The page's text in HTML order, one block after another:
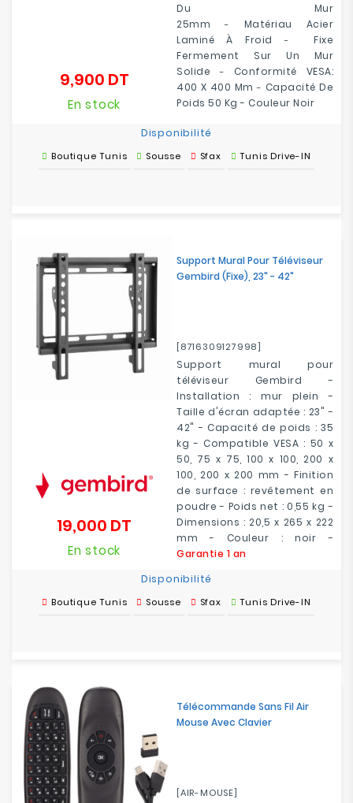
Du Mur
25mm - Matériau Acier
Laminé À Froid
-
Fixe
Fermement Sur Un Mur
Solide- Conformité VESA:
400 X 400 Mm - Capacité De
Poids 50 Kg - Couleur Noir
9,900 DTPrix
En stock
Disponibilité
Boutique Tunis Sousse Sfax Tunis Drive-IN
Support Mural Pour Téléviseur
Gembird (fixe), 23" - 42"
[8716309127998]
Support mural pour
téléviseur Gembird -
Installation : mur plein -
Taille d'écran adaptée : 23" -
42" - Capacité de poids : 35
kg - Compatible VESA : 50 x
50, 75 x 75, 100 x 100, 200 x
100, 200 x 200 mm - Finition
de surface : revêtement en
poudre - Poids net : 0,55 kg -
Dimensions : 20,5 x 265 x 222
mm - Couleur : noir -
Garantie 1 an
19,000 DT
En stock
Disponibilité
Boutique Tunis Sousse Sfax Tunis Drive-IN
Télécommande Sans Fil Air
Mouse Avec Clavier
[AIR-MOUSE]